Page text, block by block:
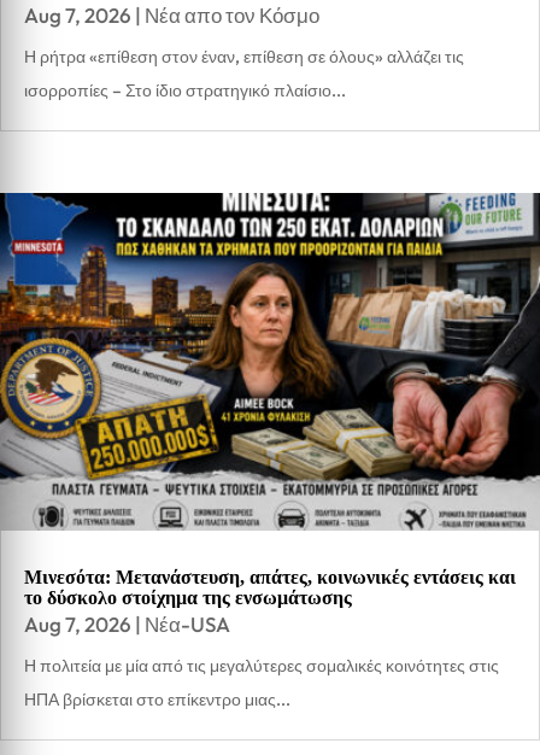
Aug 7, 2026 | Νέα απο τον Κόσμο
Η ρήτρα «επίθεση στον έναν, επίθεση σε όλους» αλλάζει τις
ισορροπίες – Στο ίδιο στρατηγικό πλαίσιο...
Μινεσότα: Μετανάστευση, απάτες, κοινωνικές εντάσεις και
το δύσκολο στοίχημα της ενσωμάτωσης
Aug 7, 2026 | Νέα-USA
Η πολιτεία με μία από τις μεγαλύτερες σομαλικές κοινότητες στις
ΗΠΑ βρίσκεται στο επίκεντρο μιας...